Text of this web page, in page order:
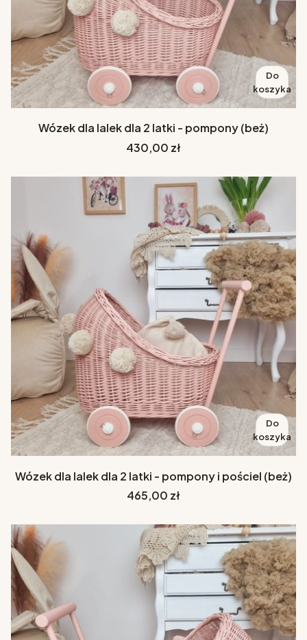
Do
koszyka
Wózek dla lalek dla 2 latki - pompony (beż)
Cena
430,00 zł
Do
koszyka
Wózek dla lalek dla 2 latki - pompony i pościel (beż)
Cena
465,00 zł